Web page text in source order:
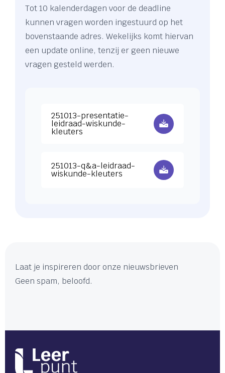
Tot 10 kalenderdagen voor de deadline
kunnen vragen worden ingestuurd op het
bovenstaande adres. Wekelijks komt hiervan
een update online, tenzij er geen nieuwe
vragen gesteld werden.
251013-presentatie-
leidraad-wiskunde-
kleuters
251013-q&a-leidraad-
wiskunde-kleuters
Laat je inspireren door onze nieuwsbrieven
Geen spam, beloofd.